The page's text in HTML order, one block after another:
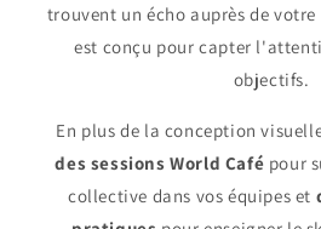
trouvent un écho auprès de
est conçu pour capter
objectifs.
En plus de la conception
des sessions World Café pour
collective dans vos équipes et